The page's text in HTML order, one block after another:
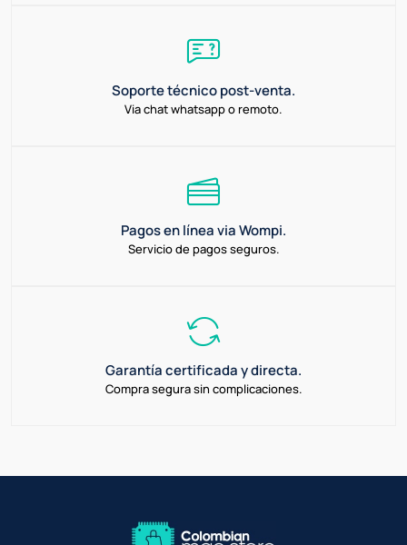
Soporte técnico post-venta.
Via chat whatsapp o remoto.
Pagos en línea via Wompi.
Servicio de pagos seguros.
Garantía certificada y directa.
Compra segura sin complicaciones.